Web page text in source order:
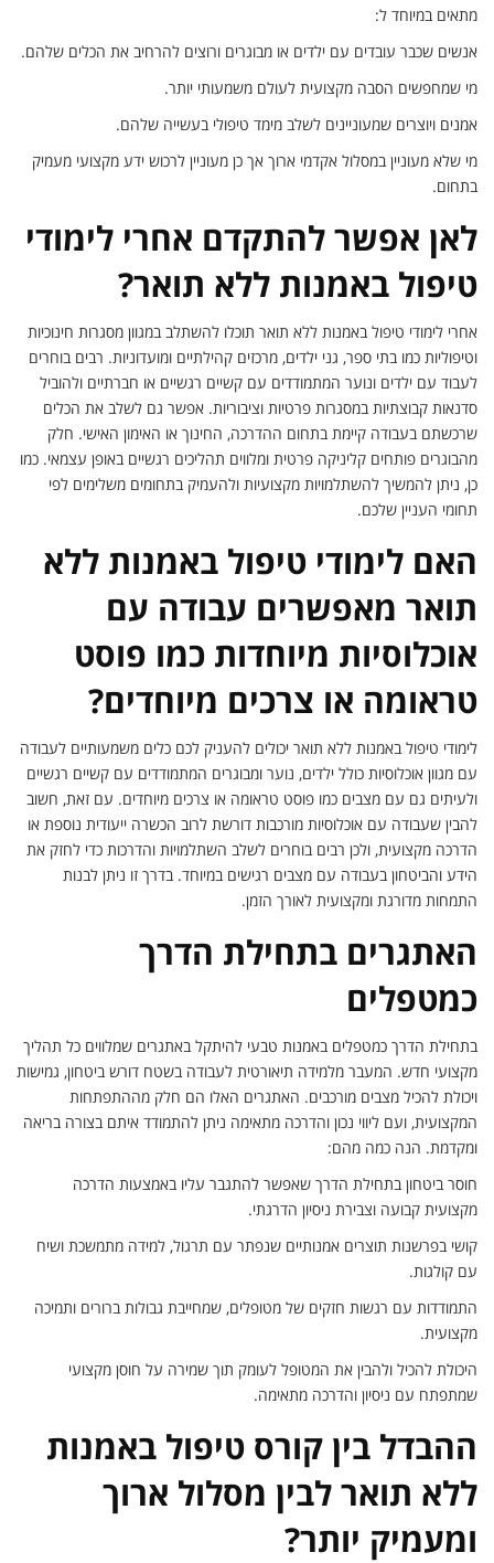
מתאים במיוחד ל:
אנשים שכבר עובדים עם ילדים או מבוגרים ורוצים להרחיב את הכלים שלהם.
מי שמחפשים הסבה מקצועית לעולם משמעותי יותר.
אמנים ויוצרים שמעוניינים לשלב מימד טיפולי בעשייה שלהם.
מי שלא מעוניין במסלול אקדמי ארוך אך כן מעוניין לרכוש ידע מקצועי מעמיק
בתחום.
לאן אפשר להתקדם אחרי לימודי
טיפול באמנות ללא תואר?
אחרי לימודי טיפול באמנות ללא תואר תוכלו להשתלב במגוון מסגרות חינוכיות
וטיפוליות כמו בתי ספר, גני ילדים, מרכזים קהילתיים ומועדוניות. רבים בוחרים
לעבוד עם ילדים ונוער המתמודדים עם קשיים רגשיים או חברתיים ולהוביל
סדנאות קבוצתיות במסגרות פרטיות וציבוריות. אפשר גם לשלב את הכלים
שרכשתם בעבודה קיימת בתחום ההדרכה, החינוך או האימון האישי. חלק
מהבוגרים פותחים קליניקה פרטית ומלווים תהליכים רגשיים באופן עצמאי. כמו
כן, ניתן להמשיך להשתלמויות מקצועיות ולהעמיק בתחומים משלימים לפי
תחומי העניין שלכם.
האם לימודי טיפול באמנות ללא
תואר מאפשרים עבודה עם
אוכלוסיות מיוחדות כמו פוסט
טראומה או צרכים מיוחדים?
לימודי טיפול באמנות ללא תואר יכולים להעניק לכם כלים משמעותיים לעבודה
עם מגוון אוכלוסיות כולל ילדים, נוער ומבוגרים המתמודדים עם קשיים רגשיים
ולעיתים גם עם מצבים כמו פוסט טראומה או צרכים מיוחדים. עם זאת, חשוב
להבין שעבודה עם אוכלוסיות מורכבות דורשת לרוב הכשרה ייעודית נוספת או
הדרכה מקצועית, ולכן רבים בוחרים לשלב השתלמויות והדרכות כדי לחזק את
הידע והביטחון בעבודה עם מצבים רגישים במיוחד. בדרך זו ניתן לבנות
התמחות מדורגת ומקצועית לאורך הזמן.
האתגרים בתחילת הדרך
כמטפלים
בתחילת הדרך כמטפלים באמנות טבעי להיתקל באתגרים שמלווים כל תהליך
מקצועי חדש. המעבר מלמידה תיאורטית לעבודה בשטח דורש ביטחון, גמישות
ויכולת להכיל מצבים מורכבים. האתגרים האלו הם חלק מההתפתחות
המקצועית, ועם ליווי נכון והדרכה מתאימה ניתן להתמודד איתם בצורה בריאה
ומקדמת. הנה כמה מהם:
חוסר ביטחון בתחילת הדרך שאפשר להתגבר עליו באמצעות הדרכה
מקצועית קבועה וצבירת ניסיון הדרגתי.
קושי בפרשנות תוצרים אמנותיים שנפתר עם תרגול, למידה מתמשכת ושיח
עם קולגות.
התמודדות עם רגשות חזקים של מטופלים, שמחייבת גבולות ברורים ותמיכה
מקצועית.
היכולת להכיל ולהבין את המטופל לעומק תוך שמירה על חוסן מקצועי
שמתפתח עם ניסיון והדרכה מתאימה.
ההבדל בין קורס טיפול באמנות
ללא תואר לבין מסלול ארוך
ומעמיק יותר?